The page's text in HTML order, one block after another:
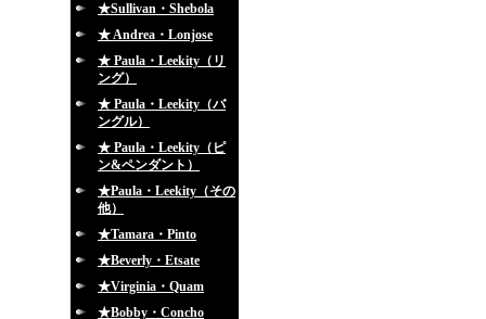
★Sullivan・Shebola
★ Andrea・Lonjose
★ Paula・Leekity（リ
ング）
★ Paula・Leekity（バ
ングル）
★ Paula・Leekity（ピ
ン&ペンダント）
★Paula・Leekity（その
他）
★Tamara・Pinto
★Beverly・Etsate
★Virginia・Quam
★Bobby・Concho